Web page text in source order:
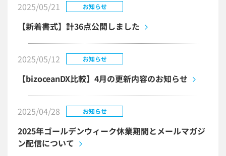
2025/05/21 お知らせ
【新着書式】計36点公開しました
2025/05/12 お知らせ
【bizoceanDX比較】4月の更新内容のお知らせ
2025/04/28 お知らせ
2025年ゴールデンウィーク休業期間とメールマガジ
ン配信について